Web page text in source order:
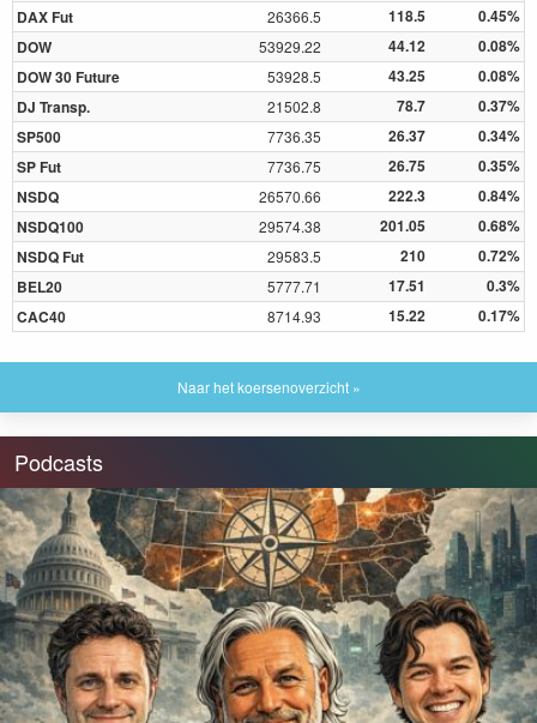
DAX Fut
26366.5 118.5
0.45%
DOW
53929.22 44.12
0.08%
DOW 30 Future
53928.5 43.25
0.08%
DJ Transp.
21502.8 78.7
0.37%
SP500
7736.35 26.37
0.34%
SP Fut
7736.75 26.75
0.35%
NSDQ
26570.66 222.3
0.84%
NSDQ100
29574.38 201.05
0.68%
NSDQ Fut
29583.5 210
0.72%
BEL20
5777.71 17.51
0.3%
CAC40
8714.93 15.22 0.17%
Naar het koersenoverzicht »
Podcasts